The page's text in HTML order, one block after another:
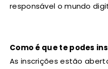
responsável o mundo
Como é que te podes
As inscrições estão